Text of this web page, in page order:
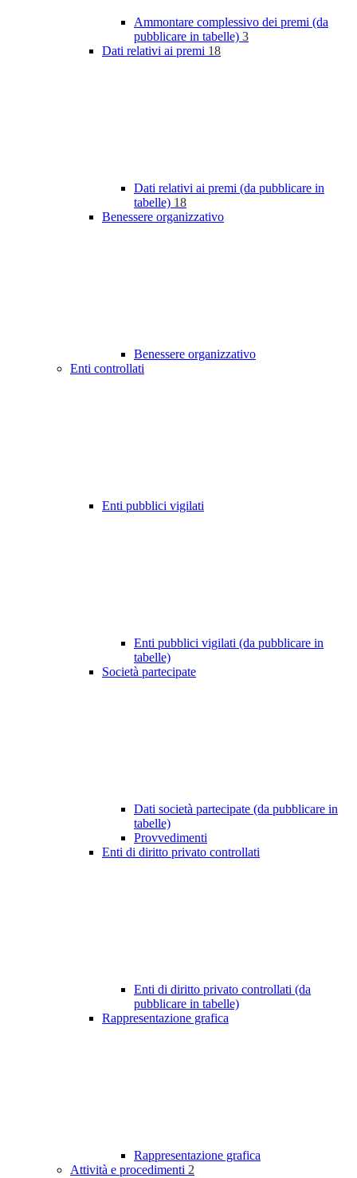
Ammontare complessivo dei premi (da
pubblicare in tabelle) 3
Dati relativi ai premi 18
Dati relativi ai premi (da pubblicare in
tabelle) 18
Benessere organizzativo
Benessere organizzativo
Enti controllati
Enti pubblici vigilati
Enti pubblici vigilati (da pubblicare in
tabelle)
Società partecipate
Dati società partecipate (da pubblicare in
tabelle)
Provvedimenti
Enti di diritto privato controllati
Enti di diritto privato controllati (da
pubblicare in tabelle)
Rappresentazione grafica
Rappresentazione grafica
Attività e procedimenti 2